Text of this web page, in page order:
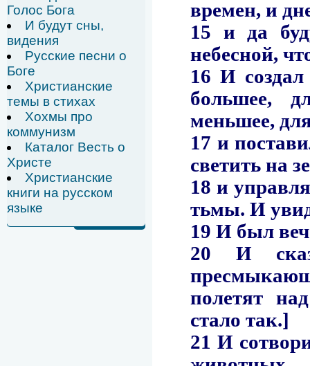
Голос Бога
И будут сны,
видения
Русские песни о
Боге
Христианские
темы в стихах
Хохмы про
коммунизм
Каталог Весть о
Христе
Христианские
книги на русском
языке